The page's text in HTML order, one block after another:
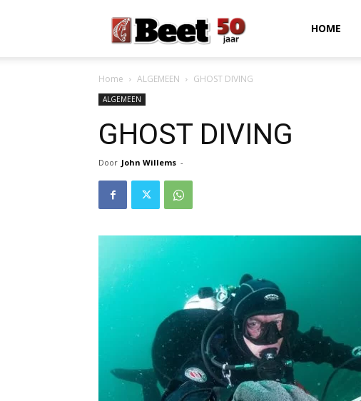
HOME
Home ALGEMEEN GHOST DIVING
ALGEMEEN
GHOST DIVING
Door John Willems -